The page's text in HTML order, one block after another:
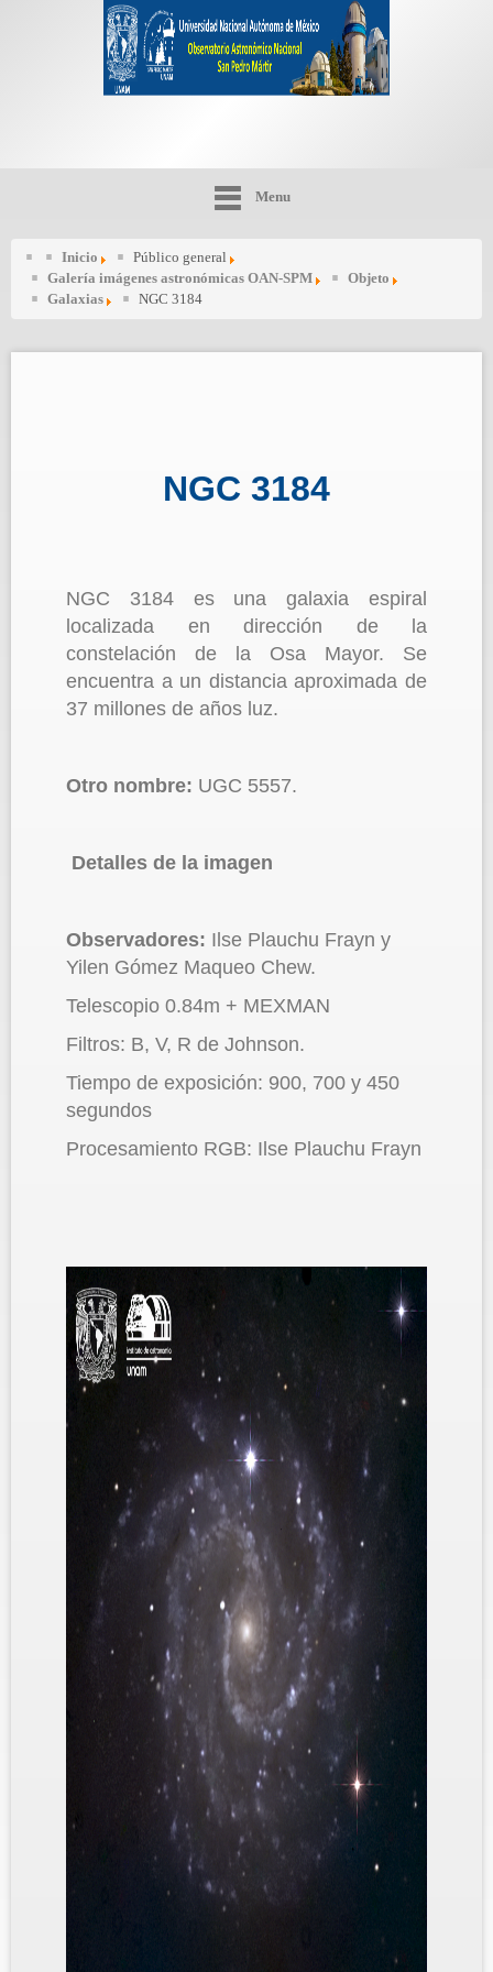
Menu
Inicio
Público general
Galería imágenes astronómicas OAN-SPM
Objeto
Galaxias
NGC 3184
NGC 3184
NGC 3184 es una galaxia espiral
localizada en dirección de la
constelación de la Osa Mayor. Se
encuentra a un distancia aproximada de
37 millones de años luz.
Otro nombre: UGC 5557.
Detalles de la imagen
Observadores: Ilse Plauchu Frayn y
Yilen Gómez Maqueo Chew.
Telescopio 0.84m + MEXMAN
Filtros: B, V, R de Johnson.
Tiempo de exposición: 900, 700 y 450
segundos
Procesamiento RGB: Ilse Plauchu Frayn